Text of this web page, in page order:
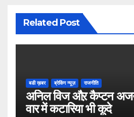
Related Post
बडी ख़बर ब्रेकिंग न्यूज़ राजनीति
अनिल विज औऱ कैप्टन
वार में कटारिया भी कूदे